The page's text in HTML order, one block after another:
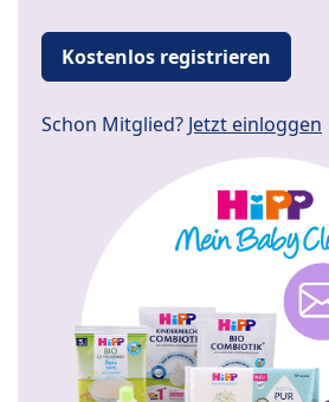
Kostenlos registrieren
Schon Mitglied? Jetzt einloggen